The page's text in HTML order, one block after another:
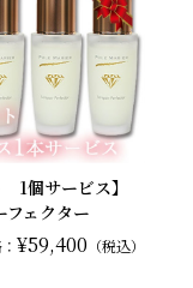
1個サービス】
フェクター
¥59,400 （税込）